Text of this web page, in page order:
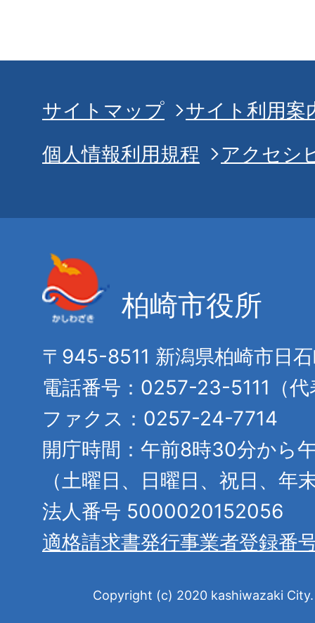
サイトマップ
サイト利用案
個人情報利用規程
アクセシ
柏崎市役所
〒945-8511 新潟県柏崎市日
電話番号：0257-23-5111（代
ファクス：0257-24-7714
開庁時間：午前8時30分から
（土曜日、日曜日、祝日、年
法人番号 5000020152056
適格請求書発行事業者登録番
Copyright (c) 2020 kashiwazaki